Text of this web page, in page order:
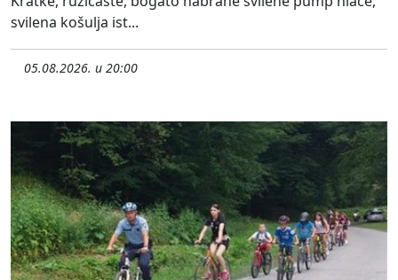
svilena košulja ist...
05.08.2026. u 20:00